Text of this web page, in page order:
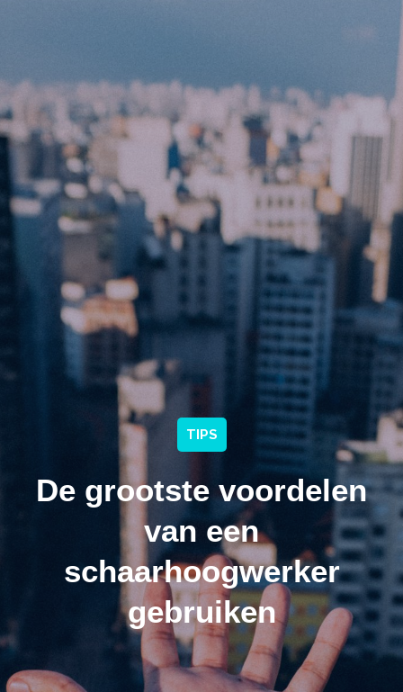
TIPS
De grootste voordelen
van een
schaarhoogwerker
gebruiken